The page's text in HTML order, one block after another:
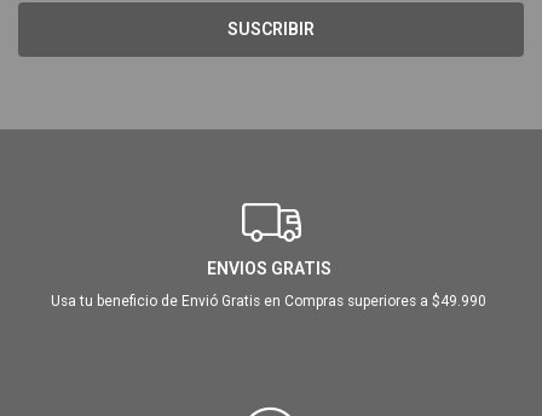
SUSCRIBIR
ENVIOS GRATIS
Usa tu beneficio de Envió Gratis en Compras superiores a $49.990